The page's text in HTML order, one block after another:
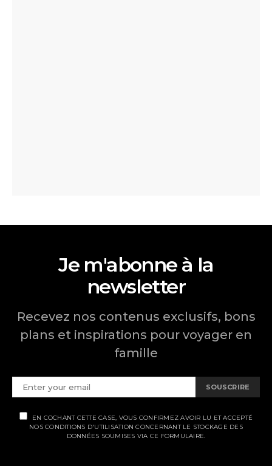
Je m'abonne à la
newsletter
Recevez nos contenus exclusifs, bons
plans et inspirations pour voyager en
famille
SOUSCRIRE
EN COCHANT CETTE CASE, VOUS CONFIRMEZ AVOIR LU ET ACCEPTÉ
NOS CONDITIONS D'UTILISATION CONCERNANT LE STOCKAGE DES
DONNÉES SOUMISES VIA CE FORMULAIRE.